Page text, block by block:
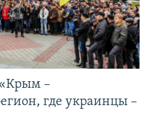
–
где украинцы –